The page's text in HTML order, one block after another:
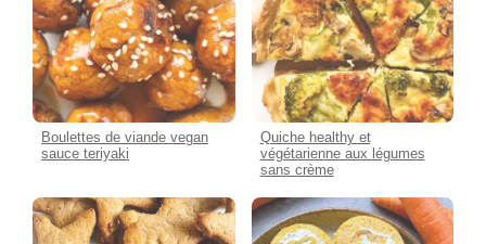
Boulettes de viande vegan
sauce teriyaki
Quiche healthy et
végétarienne aux légumes
sans crème